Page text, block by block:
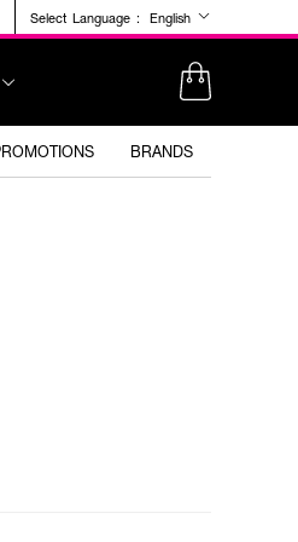
Select Language : English
BRANDS